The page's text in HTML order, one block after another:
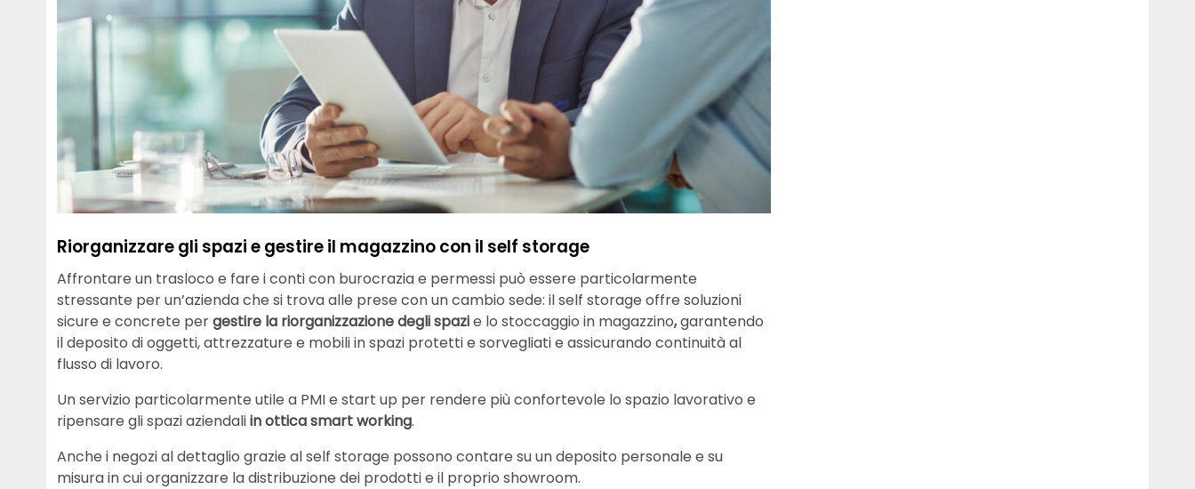
Riorganizzare gli spazi e gestire il magazzino con il self storage
Affrontare un trasloco e fare i conti con burocrazia e permessi può essere particolarmente
stressante per un’azienda che si trova alle prese con un cambio sede: il self storage offre soluzioni
sicure e concrete pergestire la riorganizzazione degli spazie lo stoccaggio in magazzino,garantendo
il deposito di oggetti, attrezzature e mobili in spazi protetti e sorvegliati e assicurando continuità al
flusso di lavoro.
Un servizio particolarmente utile a PMI e start up per rendere più confortevole lo spazio lavorativo e
ripensare gli spazi aziendaliin ottica smart working.
Anche i negozi al dettaglio grazie al self storage possono contare su un deposito personale e su
misura in cui organizzare la distribuzione dei prodotti e il proprio showroom.